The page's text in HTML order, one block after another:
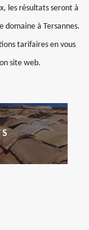
les résultats seront à
domaine à Tersannes.
tarifaires en vous
site web.